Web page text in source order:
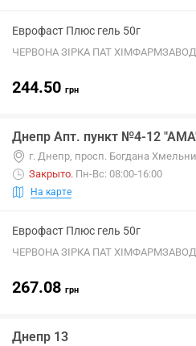
Еврофаст Плюс гель 50г
ЧЕРВОНА ЗІРКА ПАТ ХІМФАРМЗАВОД
244.50 грн
Днепр Апт. пункт №4-12
г. Днепр, просп. Богдана
Закрыто. Пн-Вс: 08:00-16:00
На карте
Еврофаст Плюс гель 50г
ЧЕРВОНА ЗІРКА ПАТ ХІМФАРМЗАВОД
267.08 грн
Днепр 13